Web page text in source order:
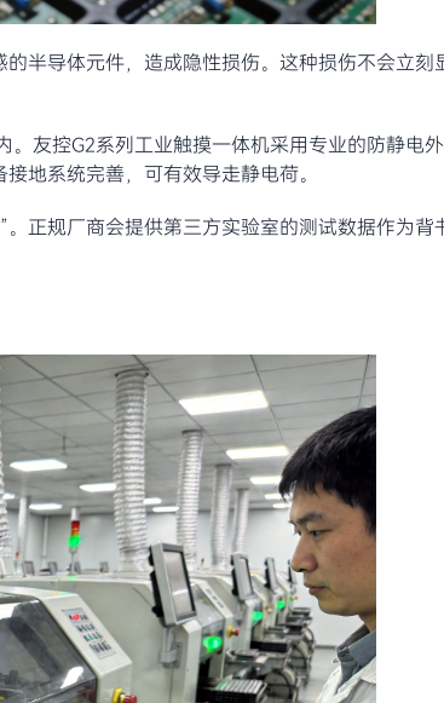
半导体元件，造成隐性损伤。这种损伤不会立刻
友控G2系列工业触摸一体机采用专业的防静电
地系统完善，可有效导走静电荷。
正规厂商会提供第三方实验室的测试数据作为背